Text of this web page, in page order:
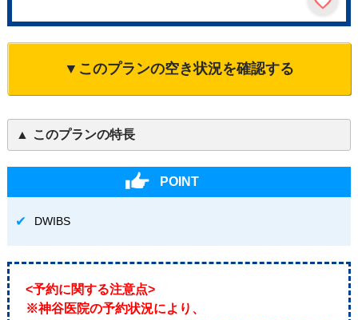
▼このプランの空き状況を確認する
このプランの特長
POINT
DWIBS
<予約に関する注意点>
※神谷医院の予約状況により、